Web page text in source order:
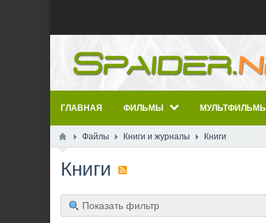
ГЛАВНАЯ ФИЛЬМЫ МУЛЬТФИЛЬМЫ
Файлы Книги и журналы Книги
Книги
Показать фильтр